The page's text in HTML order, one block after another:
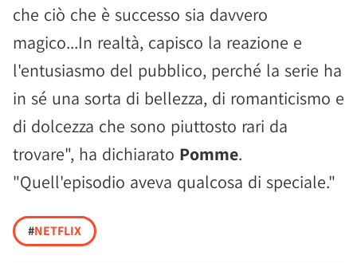
che ciò che è successo sia davvero
magico...In realtà, capisco la reazione e
l'entusiasmo del pubblico, perché la serie ha
in sé una sorta di bellezza, di romanticismo e
di dolcezza che sono piuttosto rari da
trovare", ha dichiarato Pomme.
"Quell'episodio aveva qualcosa di speciale."
#NETFLIX